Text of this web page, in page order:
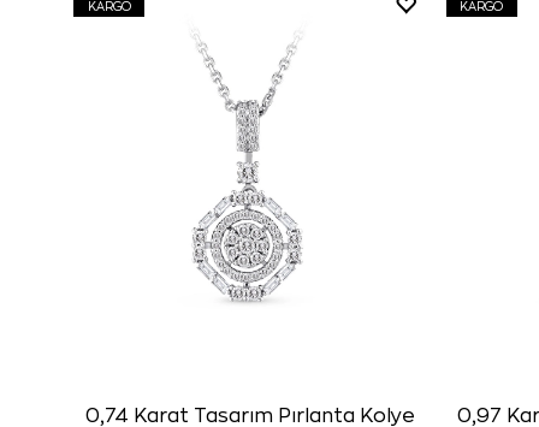
KARGO
0,74 Karat Tasarım Pırlanta Kolye
KARGO
0,97